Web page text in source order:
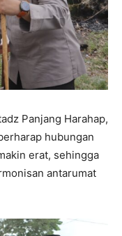
Panjang Harahap,
hubungan
erat, sehingga
antarumat